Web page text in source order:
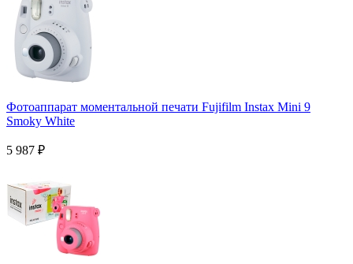
Фотоаппарат моментальной печати Fujifilm Instax Mini 9
Smoky White
5 987 ₽